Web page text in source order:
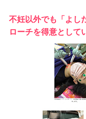
不妊以外でも「よし
ローチを得意として